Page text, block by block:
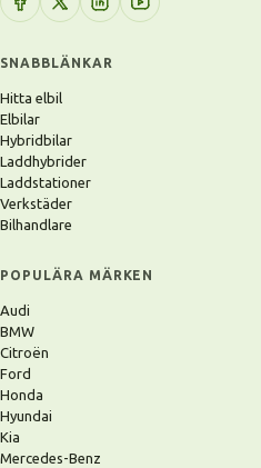
SNABBLÄNKAR
Hitta elbil
Elbilar
Hybridbilar
Laddhybrider
Laddstationer
Verkstäder
Bilhandlare
POPULÄRA MÄRKEN
Audi
BMW
Citroën
Ford
Honda
Hyundai
Kia
Mercedes-Benz